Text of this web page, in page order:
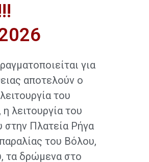
για
αποτελούν ο
του
λειτουργία του
στην Πλατεία Ρήγα
του Βόλου,
τα δρώμενα στο